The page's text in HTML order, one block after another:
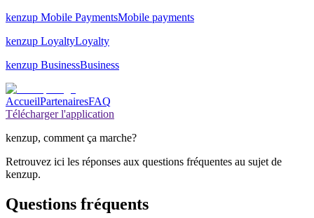
kenzup Mobile PaymentsMobile payments
kenzup LoyaltyLoyalty
kenzup BusinessBusiness
AccueilPartenairesFAQ
Télécharger l'application
kenzup, comment ça marche?
Retrouvez ici les réponses aux questions fréquentes au sujet de
kenzup.
Questions fréquents